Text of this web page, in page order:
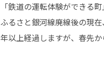
「鉄道の運転体験ができる町
ふるさと銀河線廃線後の現
年以上経過しますが、春先